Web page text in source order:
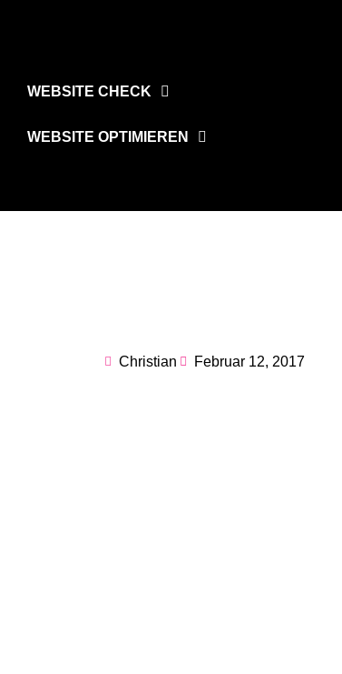
WEBSITE CHECK
WEBSITE OPTIMIEREN
Christian Februar 12, 2017